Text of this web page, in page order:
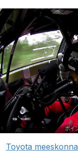
Toyota